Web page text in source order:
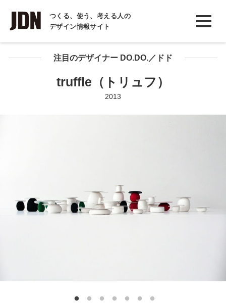
つくる、使う、考える人の
デザイン情報サイト
INTERVIEW
インタビュー
REPORT
注目のデザイナー DO.DO.／ドド
truffle（トリュフ）
2013